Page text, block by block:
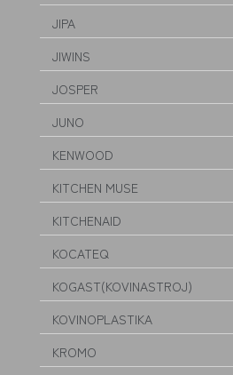
JIPA
JIWINS
JOSPER
JUNO
KENWOOD
KITCHEN MUSE
KITCHENAID
KOCATEQ
KOGAST(KOVINASTROJ)
KOVINOPLASTIKA
KROMO